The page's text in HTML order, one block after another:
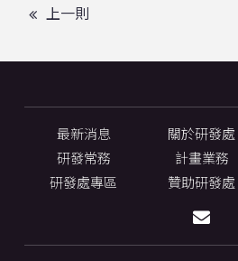
上一則
最新消息 關於研發處
研發常務
計畫業務
研發處專區
贊助研發處